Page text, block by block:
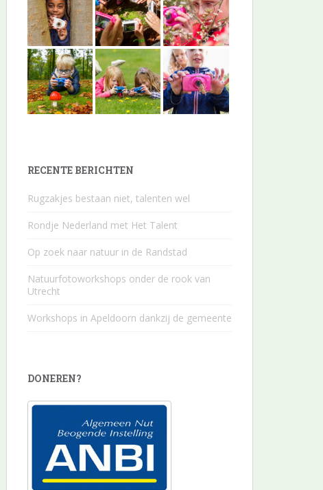
RECENTE BERICHTEN
Rugzakjes bestaan niet, talenten wel
Rondje Nederland met Het Talent
Op zoek naar natuur in de Randstad
Natuurfotoworkshops onder de rook van
Utrecht
Workshops in Apeldoorn dankzij de gemeente
DONEREN?